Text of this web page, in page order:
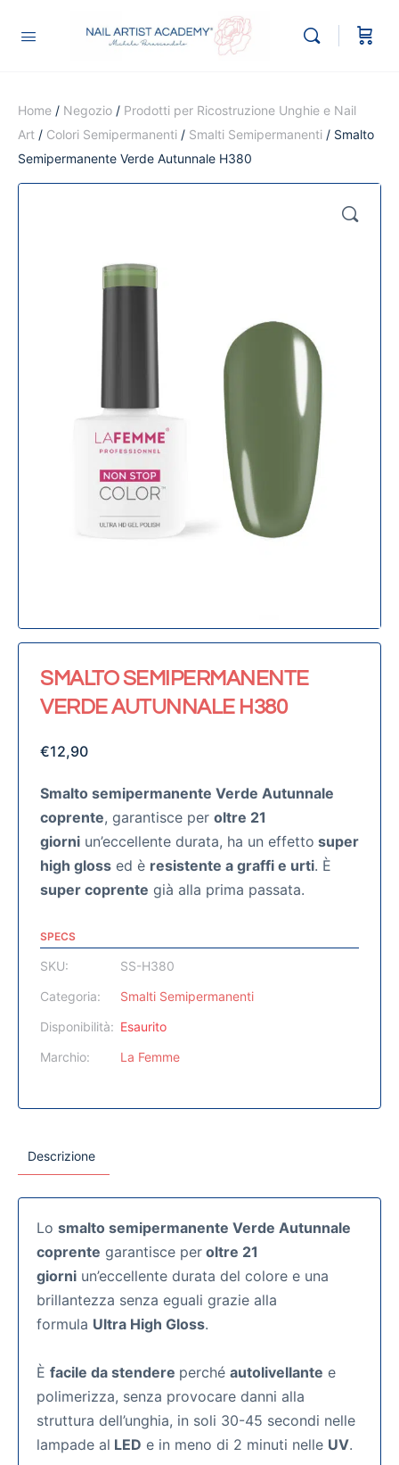
Home / Negozio / Prodotti per Ricostruzione Unghie e Nail
Art / Colori Semipermanenti / Smalti Semipermanenti / Smalto
Semipermanente Verde Autunnale H380
🔍
SMALTO SEMIPERMANENTE
VERDE AUTUNNALE H380
€12,90
Smalto semipermanente Verde Autunnale
coprente, garantisce per oltre 21
giorni un’eccellente durata, ha un effetto super
high gloss ed è resistente a graffi e urti. È
super coprente già alla prima passata.
SPECS
SKU:
SS-H380
Categoria:
Smalti Semipermanenti
Disponibilità: Esaurito
Marchio:
La Femme
Descrizione
Lo smalto semipermanente Verde Autunnale
coprente garantisce per oltre 21
giorni un’eccellente durata del colore e una
brillantezza senza eguali grazie alla
formula Ultra High Gloss.
È facile da stendere perché autolivellante e
polimerizza, senza provocare danni alla
struttura dell’unghia, in soli 30-45 secondi nelle
lampade al LED e in meno di 2 minuti nelle UV.